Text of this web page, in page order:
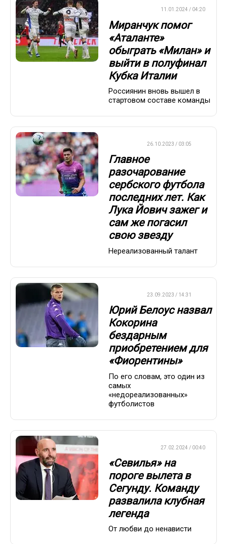
11.01.2024 / 04:20
Миранчук помог
«Аталанте»
обыграть «Милан» и
выйти в полуфинал
Кубка Италии
Россиянин вновь вышел в
стартовом составе команды
26.10.2023 / 03:05
Главное
разочарование
сербского футбола
последних лет. Как
Лука Йович зажег и
сам же погасил
свою звезду
Нереализованный талант
23.09.2023 / 14:31
Юрий Белоус назвал
Кокорина
бездарным
приобретением для
«Фиорентины»
По его словам, это один из
самых
«недореализованных»
футболистов
27.02.2024 / 00:40
«Севилья» на
пороге вылета в
Сегунду. Команду
развалила клубная
легенда
От любви до ненависти